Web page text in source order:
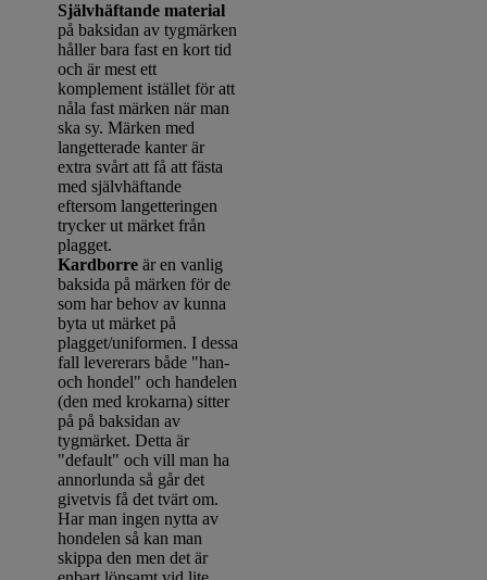
Självhäftande material
på baksidan av tygmärken
håller bara fast en kort tid
och är mest ett
komplement istället för att
nåla fast märken när man
ska sy. Märken med
langetterade kanter är
extra svårt att få att fästa
med självhäftande
eftersom langetteringen
trycker ut märket från
plagget.
Kardborreär en vanlig
baksida på märken för de
som har behov av kunna
byta ut märket på
plagget/uniformen. I dessa
fall levererars både "han-
och hondel" och handelen
(den med krokarna) sitter
på på baksidan av
tygmärket. Detta är
"default" och vill man ha
annorlunda så går det
givetvis få det tvärt om.
Har man ingen nytta av
hondelen så kan man
skippa den men det är